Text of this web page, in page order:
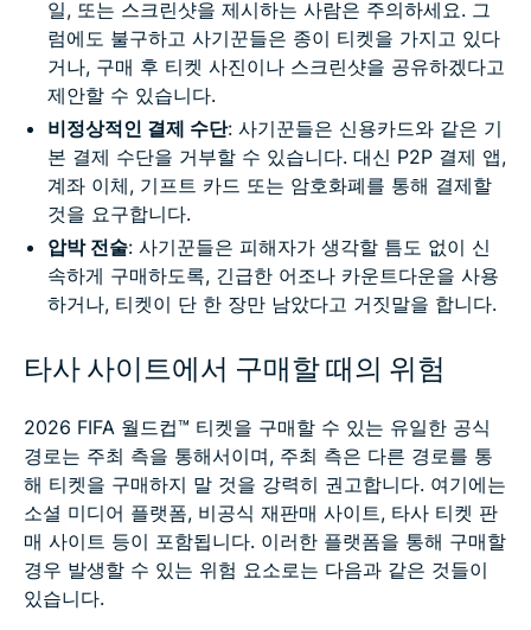
일, 또는 스크린샷을 제시하는 사람은 주의하세요. 그
럼에도 불구하고 사기꾼들은 종이 티켓을 가지고 있다
거나, 구매 후 티켓 사진이나 스크린샷을 공유하겠다고
제안할 수 있습니다.
비정상적인 결제 수단: 사기꾼들은 신용카드와 같은 기
본 결제 수단을 거부할 수 있습니다. 대신 P2P 결제 앱,
계좌 이체, 기프트 카드 또는 암호화폐를 통해 결제할
것을 요구합니다.
압박 전술: 사기꾼들은 피해자가 생각할 틈도 없이 신
속하게 구매하도록, 긴급한 어조나 카운트다운을 사용
하거나, 티켓이 단 한 장만 남았다고 거짓말을 합니다.
타사 사이트에서 구매할 때의 위험
2026 FIFA 월드컵™ 티켓을 구매할 수 있는 유일한 공식
경로는 주최 측을 통해서이며, 주최 측은 다른 경로를 통
해 티켓을 구매하지 말 것을 강력히 권고합니다. 여기에는
소셜 미디어 플랫폼, 비공식 재판매 사이트, 타사 티켓 판
매 사이트 등이 포함됩니다. 이러한 플랫폼을 통해 구매할
경우 발생할 수 있는 위험 요소로는 다음과 같은 것들이
있습니다.